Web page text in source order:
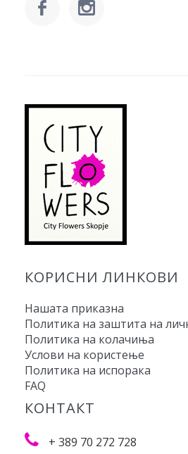
КОРИСНИ ЛИНКОВИ
Нашата приказна
Политика на заштита на
Политика на колачиња
Услови на користење
Политика на испорака
FAQ
КОНТАКТ
+ 389 70 272 728